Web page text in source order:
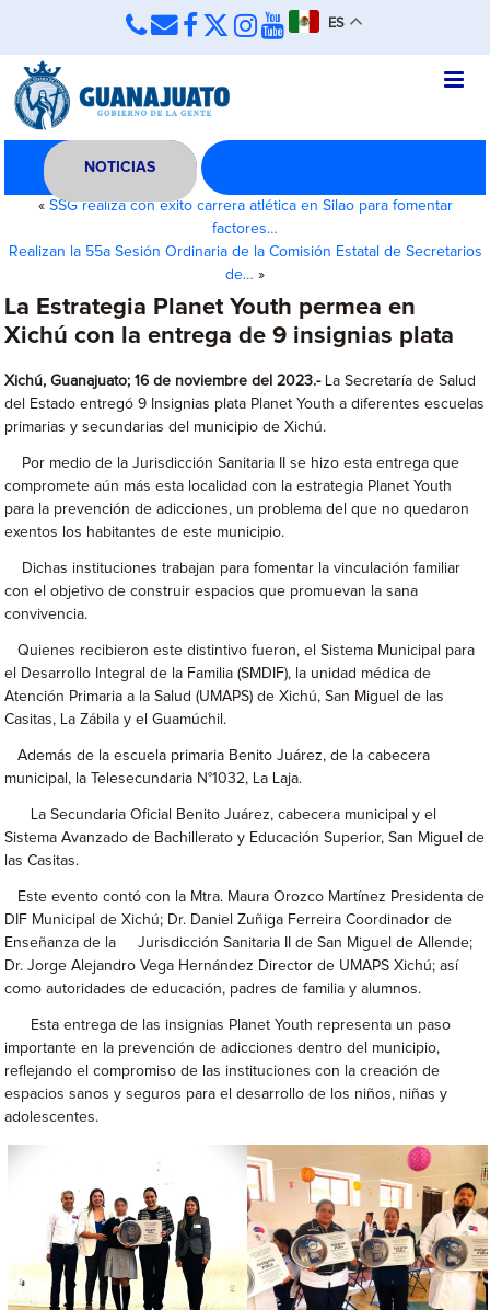
ES
NOTICIAS
« SSG realiza con éxito carrera atlética en Silao para fomentar
factores…
Realizan la 55a Sesión Ordinaria de la Comisión Estatal de Secretarios
de… »
La Estrategia Planet Youth permea en
Xichú con la entrega de 9 insignias plata
Xichú, Guanajuato; 16 de noviembre del 2023.-La Secretaría de Salud
del Estado entregó 9 Insignias plata Planet Youth a diferentes escuelas
primarias y secundarias del municipio de Xichú.
Por medio de la Jurisdicción Sanitaria II se hizo esta entrega que
compromete aún más esta localidad con la estrategia Planet Youth
para la prevención de adicciones, un problema del que no quedaron
exentos los habitantes de este municipio.
Dichas instituciones trabajan para fomentar la vinculación familiar
con el objetivo de construir espacios que promuevan la sana
convivencia.
Quienes recibieron este distintivo fueron, el Sistema Municipal para
el Desarrollo Integral de la Familia (SMDIF), la unidad médica de
Atención Primaria a la Salud (UMAPS) de Xichú, San Miguel de las
Casitas, La Zábila y el Guamúchil.
Además de la escuela primaria Benito Juárez, de la cabecera
municipal, la Telesecundaria N°1032, La Laja.
La Secundaria Oficial Benito Juárez, cabecera municipal y el
Sistema Avanzado de Bachillerato y Educación Superior, San Miguel de
las Casitas.
Este evento contó con la Mtra. Maura Orozco Martínez Presidenta de
DIF Municipal de Xichú; Dr. Daniel Zuñiga Ferreira Coordinador de
Enseñanza de la Jurisdicción Sanitaria II de San Miguel de Allende;
Dr. Jorge Alejandro Vega Hernández Director de UMAPS Xichú; así
como autoridades de educación, padres de familia y alumnos.
Esta entrega de las insignias Planet Youth representa un paso
importante en la prevención de adicciones dentro del municipio,
reflejando el compromiso de las instituciones con la creación de
espacios sanos y seguros para el desarrollo de los niños, niñas y
adolescentes.